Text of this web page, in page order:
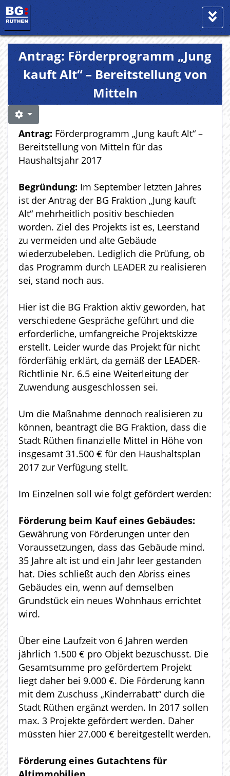
Antrag: Förderprogramm „Jung
kauft Alt“ – Bereitstellung von
Mitteln
Antrag: Förderprogramm „Jung kauft Alt“ –
Bereitstellung von Mitteln für das
Haushaltsjahr 2017
Begründung: Im September letzten Jahres
ist der Antrag der BG Fraktion „Jung kauft
Alt“ mehrheitlich positiv beschieden
worden. Ziel des Projekts ist es, Leerstand
zu vermeiden und alte Gebäude
wiederzubeleben. Lediglich die Prüfung, ob
das Programm durch LEADER zu realisieren
sei, stand noch aus.
Hier ist die BG Fraktion aktiv geworden, hat
verschiedene Gespräche geführt und die
erforderliche, umfangreiche Projektskizze
erstellt. Leider wurde das Projekt für nicht
förderfähig erklärt, da gemäß der LEADER-
Richtlinie Nr. 6.5 eine Weiterleitung der
Zuwendung ausgeschlossen sei.
Um die Maßnahme dennoch realisieren zu
können, beantragt die BG Fraktion, dass die
Stadt Rüthen finanzielle Mittel in Höhe von
insgesamt 31.500 € für den Haushaltsplan
2017 zur Verfügung stellt.
Im Einzelnen soll wie folgt gefördert werden:
Förderung beim Kauf eines Gebäudes:
Gewährung von Förderungen unter den
Voraussetzungen, dass das Gebäude mind.
35 Jahre alt ist und ein Jahr leer gestanden
hat. Dies schließt auch den Abriss eines
Gebäudes ein, wenn auf demselben
Grundstück ein neues Wohnhaus errichtet
wird.
Über eine Laufzeit von 6 Jahren werden
jährlich 1.500 € pro Objekt bezuschusst. Die
Gesamtsumme pro gefördertem Projekt
liegt daher bei 9.000 €. Die Förderung kann
mit dem Zuschuss „Kinderrabatt“ durch die
Stadt Rüthen ergänzt werden. In 2017 sollen
max. 3 Projekte gefördert werden. Daher
müssten hier 27.000 € bereitgestellt werden.
Förderung eines Gutachtens für